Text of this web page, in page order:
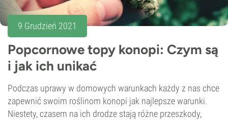
9 Grudzień 2021
Popcornowe topy konopi: Czym są
i jak ich unikać
Podczas uprawy w domowych warunkach każdy z nas chce
zapewnić swoim roślinom konopi jak najlepsze warunki.
Niestety, czasem na ich drodze stają różne przeszkody,